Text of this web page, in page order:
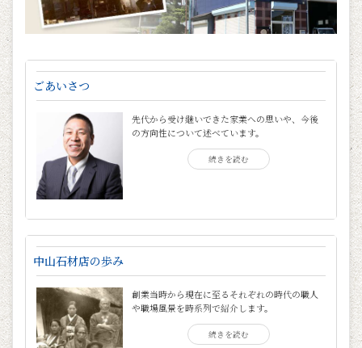
ごあいさつ
先代から受け継いできた家業への思いや、今後
の方向性について述べています。
続きを読む
中山石材店の歩み
創業当時から現在に至るそれぞれの時代の職人
や職場風景を時系列で紹介します。
続きを読む